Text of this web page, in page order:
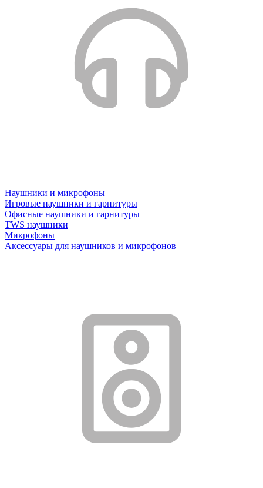
Наушники и микрофоны
Игровые наушники и гарнитуры
Офисные наушники и гарнитуры
TWS наушники
Микрофоны
Аксессуары для наушников и микрофонов